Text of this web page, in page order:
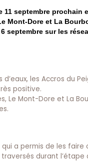
11 septembre prochain
Mont-Dore et La
septembre sur les
les Accros du
positive.
Le Mont-Dore et La
a permis de les faire
durant l’étape